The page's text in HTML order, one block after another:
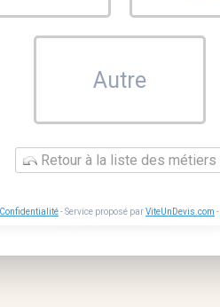
Autre
Retour à la liste des métiers
Confidentialité- Service proposé parViteUnDevis.com -